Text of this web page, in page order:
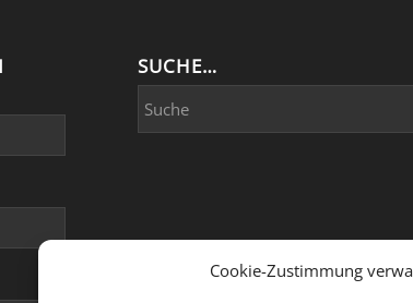
Cookie-Zustimmung
SUCHE…